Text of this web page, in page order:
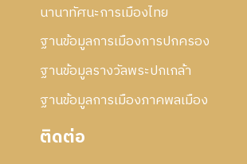
นานาทัศนะการเมืองไทย
ฐานข้อมูลการเมืองการปกครอง
ฐานข้อมูลรางวัลพระปกเกล้า
ฐานข้อมูลการเมืองภาคพลเมือง
ติดต่อ